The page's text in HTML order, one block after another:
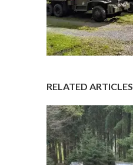
RELATED ARTICLES